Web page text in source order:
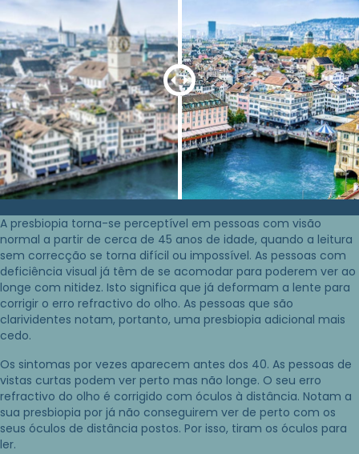
A presbiopia torna-se perceptível em pessoas com visão
normal a partir de cerca de 45 anos de idade, quando a leitura
sem correcção se torna difícil ou impossível. As pessoas com
deficiência visual já têm de se acomodar para poderem ver ao
longe com nitidez. Isto significa que já deformam a lente para
corrigir o erro refractivo do olho. As pessoas que são
clarividentes notam, portanto, uma presbiopia adicional mais
cedo.
Os sintomas por vezes aparecem antes dos 40. As pessoas de
vistas curtas podem ver perto mas não longe. O seu erro
refractivo do olho é corrigido com óculos à distância. Notam a
sua presbiopia por já não conseguirem ver de perto com os
seus óculos de distância postos. Por isso, tiram os óculos para
ler.